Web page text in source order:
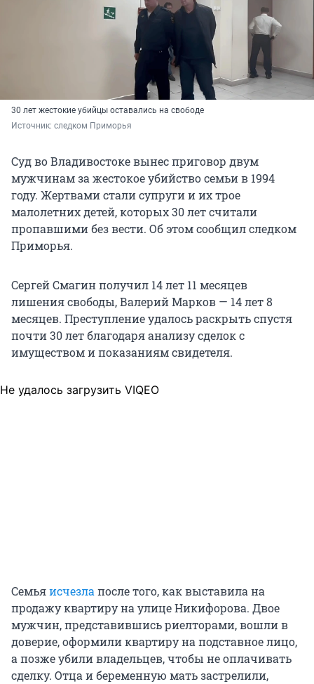
30 лет жестокие убийцы оставались на свободе
Источник: следком Приморья
Суд во Владивостоке вынес приговор двум
мужчинам за жестокое убийство семьи в 1994
году. Жертвами стали супруги и их трое
малолетних детей, которых 30 лет считали
пропавшими без вести. Об этом сообщил следком
Приморья.
Сергей Смагин получил 14 лет 11 месяцев
лишения свободы, Валерий Марков — 14 лет 8
месяцев. Преступление удалось раскрыть спустя
почти 30 лет благодаря анализу сделок с
имуществом и показаниям свидетеля.
Не удалось загрузить VIQEO
Семьяисчезла после того, как выставила на
продажу квартиру на улице Никифорова. Двое
мужчин, представившись риелторами, вошли в
доверие, оформили квартиру на подставное лицо,
а позже убили владельцев, чтобы не оплачивать
сделку. Отца и беременную мать застрелили,